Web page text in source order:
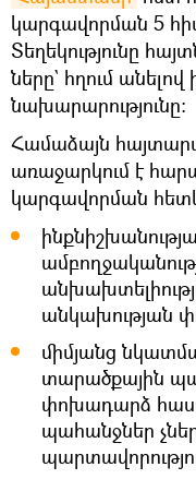
կարգավորման 5
Տեղեկությունը
ները` հղում
նախարարությունը։
Համաձայն
առաջարկում է
կարգավորման
անկախության
միմյանց
տարածքային
փոխադարձ
պահանջներ